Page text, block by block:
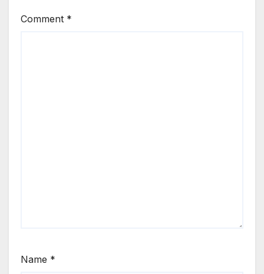
Comment *
Name *